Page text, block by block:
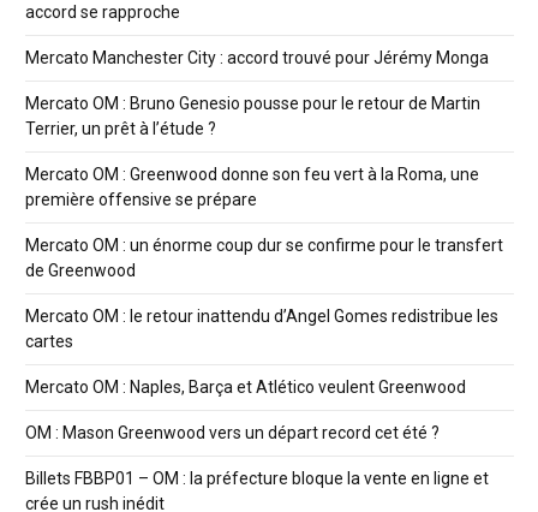
accord se rapproche
Mercato Manchester City : accord trouvé pour Jérémy Monga
Mercato OM : Bruno Genesio pousse pour le retour de Martin
Terrier, un prêt à l’étude ?
Mercato OM : Greenwood donne son feu vert à la Roma, une
première offensive se prépare
Mercato OM : un énorme coup dur se confirme pour le transfert
de Greenwood
Mercato OM : le retour inattendu d’Angel Gomes redistribue les
cartes
Mercato OM : Naples, Barça et Atlético veulent Greenwood
OM : Mason Greenwood vers un départ record cet été ?
Billets FBBP01 – OM : la préfecture bloque la vente en ligne et
crée un rush inédit